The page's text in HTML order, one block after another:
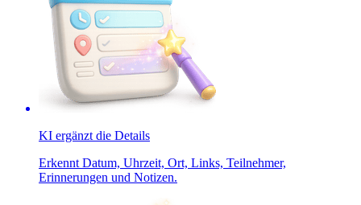
KI ergänzt die Details
Erkennt Datum, Uhrzeit, Ort, Links, Teilnehmer,
Erinnerungen und Notizen.